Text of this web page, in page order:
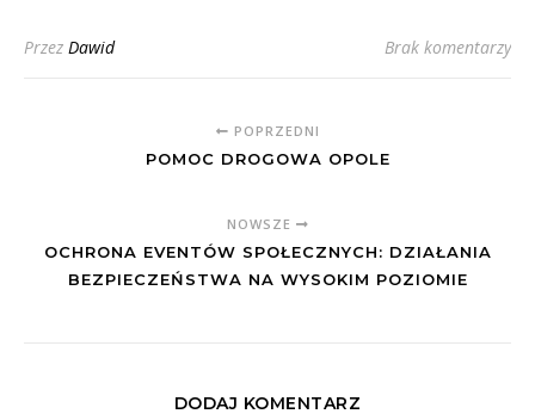
Przez Dawid Brak komentarzy
POPRZEDNI
POMOC DROGOWA OPOLE
NOWSZE
OCHRONA EVENTÓW SPOŁECZNYCH: DZIAŁANIA
BEZPIECZEŃSTWA NA WYSOKIM POZIOMIE
DODAJ KOMENTARZ